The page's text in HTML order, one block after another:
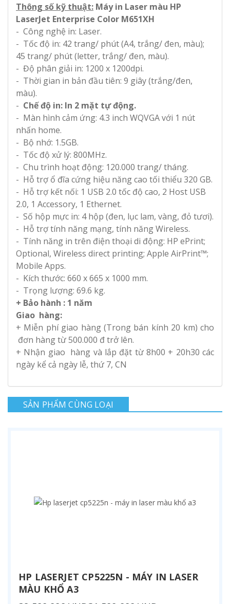
Thông số kỹ thuật: Máy in Laser màu HP
LaserJet Enterprise Color M651XH
- Công nghệ in: Laser.
- Tốc độ in: 42 trang/ phút (A4, trắng/ đen, màu);
45 trang/ phút (letter, trắng/ đen, màu).
- Độ phân giải in: 1200 x 1200dpi.
- Thời gian in bản đầu tiên: 9 giây (trắng/đen,
màu).
- Chế độ in: In 2 mặt tự động.
- Màn hình cảm ứng: 4.3 inch WQVGA với 1 nút
nhấn home.
- Bộ nhớ: 1.5GB.
- Tốc độ xử lý: 800MHz.
- Chu trình hoạt động: 120.000 trang/ tháng.
- Hỗ trợ ổ đĩa cứng hiệu năng cao tối thiểu 320 GB.
- Hỗ trợ kết nối: 1 USB 2.0 tốc độ cao, 2 Host USB
2.0, 1 Accessory, 1 Ethernet.
- Số hộp mực in: 4 hộp (đen, lục lam, vàng, đỏ tươi).
- Hỗ trợ tính năng mạng, tính năng Wireless.
- Tính năng in trên điện thoại di động: HP ePrint;
Optional, Wireless direct printing; Apple AirPrint™;
Mobile Apps.
- Kích thước: 660 x 665 x 1000 mm.
- Trọng lượng: 69.6 kg.
+ Bảo hành : 1 năm
Giao hàng:
+ Miễn phí giao hàng (Trong bán kính 20 km) cho
đơn hàng từ 500.000 đ trở lên.
+ Nhận giao hàng và lắp đặt từ 8h00 + 20h30 các
ngày kể cả ngày lễ, thứ 7, CN
SẢN PHẨM CÙNG LOẠI
HP LASERJET CP5225N - MÁY IN LASER
MÀU KHỔ A3